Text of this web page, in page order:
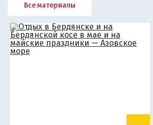
Все материалы